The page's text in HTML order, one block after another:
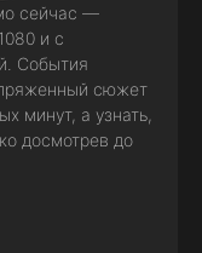
сейчас —
и с
События
сюжет
минут, а узнать,
досмотрев до